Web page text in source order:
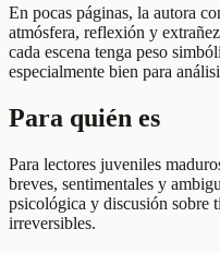
En pocas páginas, la autora
atmósfera, reflexión y
cada escena tenga peso
especialmente bien para
Para quién es
Para lectores juveniles
breves, sentimentales y
psicológica y discusión sobre
irreversibles.